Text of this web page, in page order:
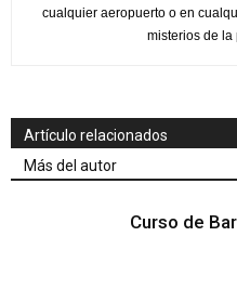
cualquier aeropuerto o en
misterios de la
Artículo relacionados
Más del autor
Curso de